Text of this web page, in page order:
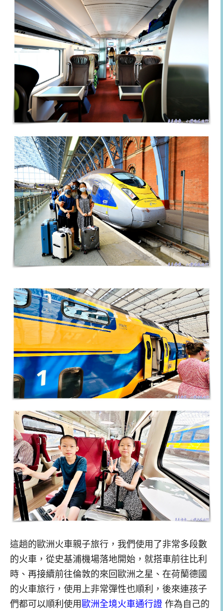
這趟的歐洲火車親子旅行，我們使用了非常多段數
的火車，從史基浦機場落地開始，就搭車前往比利
時、再接續前往倫敦的來回歐洲之星、在荷蘭德國
的火車旅行，使用上非常彈性也順利，後來連孩子
們都可以順利使用歐洲全境火車通行證 作為自己的